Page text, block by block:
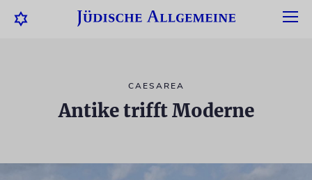
CAESAREA
Antike trifft Moderne